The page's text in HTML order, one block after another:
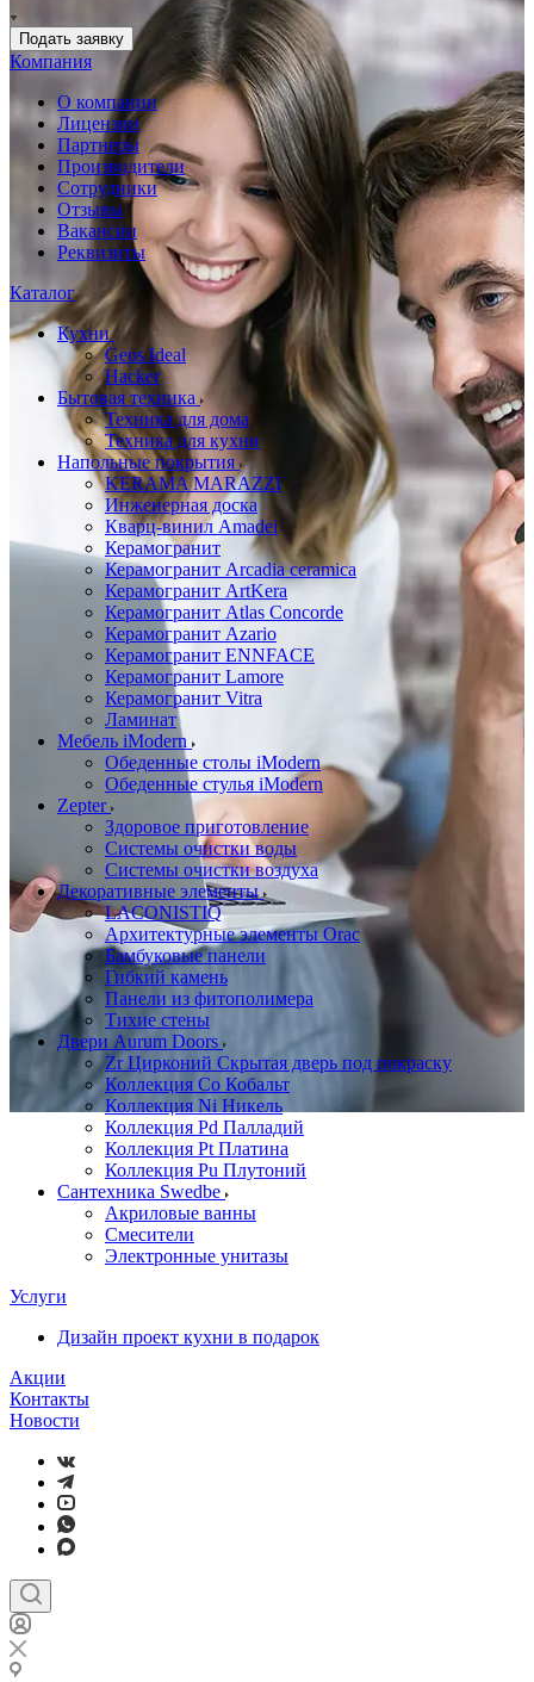
Подать заявку
Компания
О компании
Лицензии
Партнеры
Производители
Сотрудники
Отзывы
Вакансии
Реквизиты
Каталог
Кухни
Geos Ideal
Hacker
Бытовая техника
Техника для дома
Техника для кухни
Напольные покрытия
KERAMA MARAZZI
Инженерная доска
Кварц-винил Amadei
Керамогранит
Керамогранит Arcadia ceramica
Керамогранит ArtKera
Керамогранит Atlas Concorde
Керамогранит Azario
Керамогранит ENNFACE
Керамогранит Lamore
Керамогранит Vitra
Ламинат
Мебель iModern
Обеденные столы iModern
Обеденные стулья iModern
Zepter
Здоровое приготовление
Системы очистки воды
Системы очистки воздуха
Декоративные элементы
LACONISTIQ
Архитектурные элементы Orac
Бамбуковые панели
Гибкий камень
Панели из фитополимера
Тихие стены
Двери Aurum Doors
Zr Цирконий Скрытая дверь под покраску
Коллекция Co Кобальт
Коллекция Ni Никель
Коллекция Pd Палладий
Коллекция Pt Платина
Коллекция Pu Плутоний
Сантехника Swedbe
Акриловые ванны
Смесители
Электронные унитазы
Услуги
Дизайн проект кухни в подарок
Акции
Контакты
Новости